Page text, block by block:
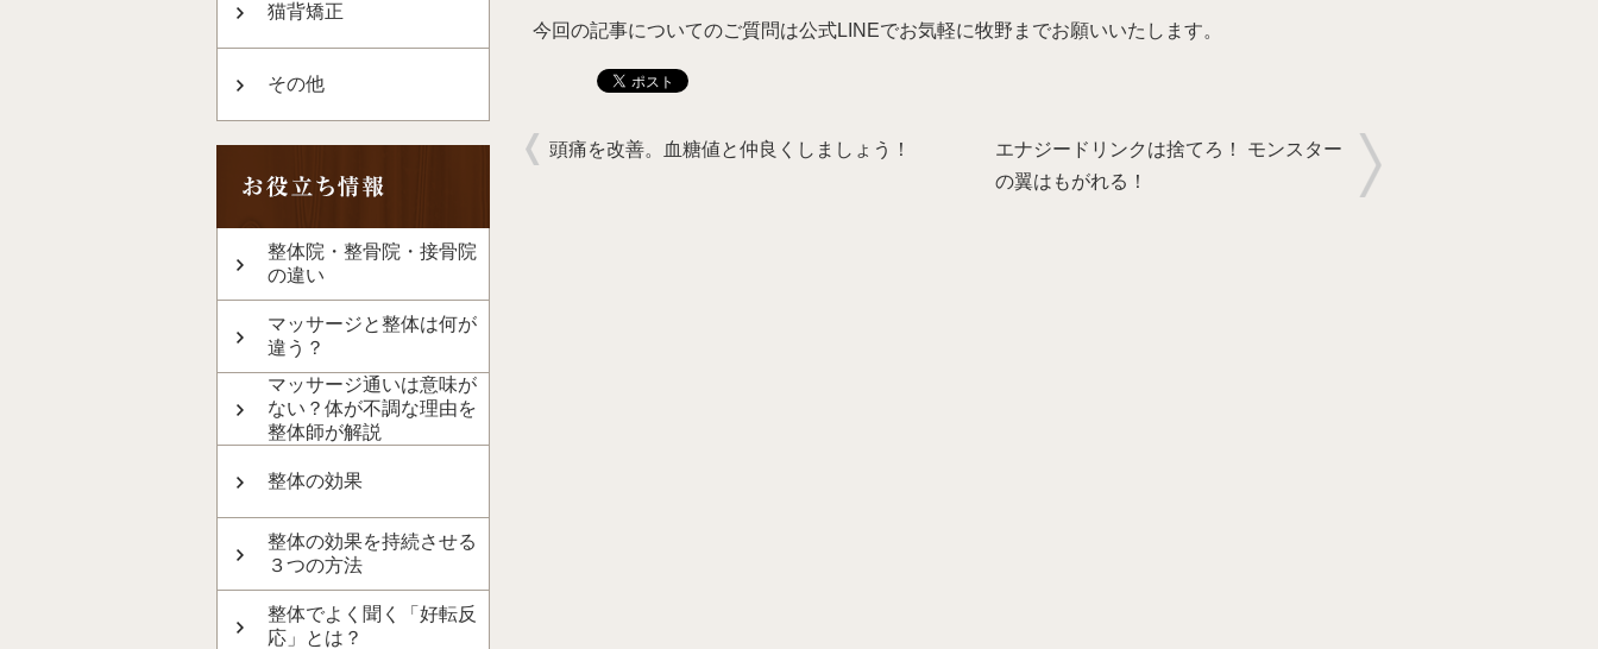
猫背矯正
その他
整体院・整骨院・接骨院
の違い
マッサージと整体は何が
違う？
マッサージ通いは意味が
ない？体が不調な理由を
整体師が解説
整体の効果
整体の効果を持続させる
３つの方法
整体でよく聞く「好転反
応」とは？
今回の記事についてのご質問は公式LINEでお気軽に牧野までお願いいたします。
頭痛を改善。血糖値と仲良くしましょう！
エナジードリンクは捨てろ！ モンスター
の翼はもがれる！